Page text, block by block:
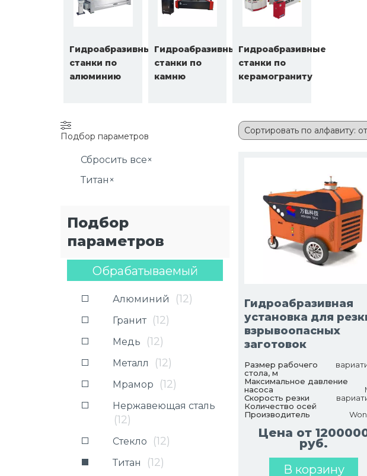
Гидроабразивные
станки по
алюминию
Гидроабразивные
станки по
камню
Гидроабразивные
станки по
керамограниту
Подбор параметров
Сбросить все×
Титан ×
Подбор
параметров
Обрабатываемый
материал
— Титан
Алюминий (12)
Гранит (12)
Медь (12)
Металл (12)
Мрамор (12)
Нержавеющая сталь
(12)
Стекло (12)
Титан (12)
Гидроабразивная
установка для
взрывоопасных
заготовок
Размер рабочего
стола, м
Максимальное давление
насоса
Скорость резки
Количество осей
Производитель
Цена от
руб.
В корзину